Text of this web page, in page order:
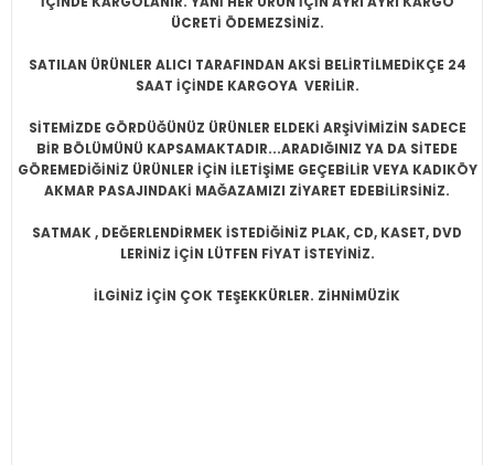
ÜCRETİ ÖDEMEZSİNİZ.
SATILAN ÜRÜNLER ALICI TARAFINDAN AKSİ BELİRTİLMEDİKÇE 24
SAAT İÇİNDE KARGOYA VERİLİR.
SİTEMİZDE GÖRDÜĞÜNÜZ ÜRÜNLER ELDEKİ ARŞİVİMİZİN SADECE
BİR BÖLÜMÜNÜ KAPSAMAKTADIR...ARADIĞINIZ YA DA SİTEDE
GÖREMEDİĞİNİZ ÜRÜNLER İÇİN İLETİŞİME GEÇEBİLİR VEYA KADIKÖY
AKMAR PASAJINDAKİ MAĞAZAMIZI ZİYARET EDEBİLİRSİNİZ.
SATMAK , DEĞERLENDİRMEK İSTEDİĞİNİZ PLAK, CD, KASET, DVD
LERİNİZ İÇİN LÜTFEN FİYAT İSTEYİNİZ.
İLGİNİZ İÇİN ÇOK TEŞEKKÜRLER. ZİHNİMÜZİK